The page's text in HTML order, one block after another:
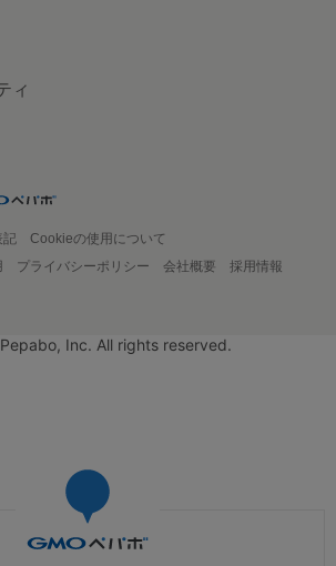
ィ
記
Cookieの使用について
プライバシーポリシー 会社概要
採用情報
Inc. All rights reserved.